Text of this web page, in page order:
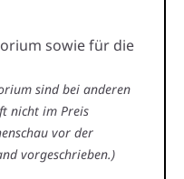
sowie für die
sind bei anderen
nicht im Preis
vor der
vorgeschrieben.)